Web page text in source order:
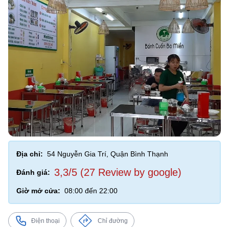
Địa chỉ: 54 Nguyễn Gia Trí, Quận Bình Thạnh
Đánh giá: 3,3/5 (27 Review by google)
Giờ mở cửa: 08:00 đến 22:00
Điện thoại Chỉ đường